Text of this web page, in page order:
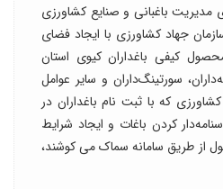
مدیریت باغبانی و صنایع کشاورزی
جهاد کشاورزی با ایجاد فضای
کیفی باغداران کیوی استان
سورتینگ‌داران و سایر عوامل
که با ثبت نام باغداران در
کردن باغات و ایجاد شرایط
از طریق سامانه سماک می کوشند،